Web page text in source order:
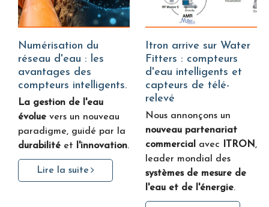
Numérisation du
réseau d'eau : les
avantages des
compteurs intelligents.
La gestion de l'eau
évolue vers un nouveau
paradigme, guidé par la
durabilité et l'innovation.
Lire la suite
Itron arrive sur Water
Fitters : compteurs
d'eau intelligents et
capteurs de télé-
relevé
Nous annonçons un
nouveau partenariat
commercial avec ITRON,
leader mondial des
systèmes de mesure de
l'eau et de l'énergie.